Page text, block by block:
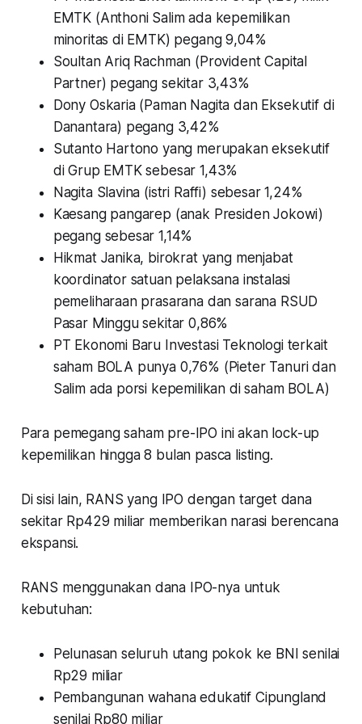
EMTK (Anthoni Salim ada kepemilikan
minoritas di EMTK) pegang 9,04%
Soultan Ariq Rachman (Provident Capital
Partner) pegang sekitar 3,43%
Dony Oskaria (Paman Nagita dan Eksekutif di
Danantara) pegang 3,42%
Sutanto Hartono yang merupakan eksekutif
di Grup EMTK sebesar 1,43%
Nagita Slavina (istri Raffi) sebesar 1,24%
Kaesang pangarep (anak Presiden Jokowi)
pegang sebesar 1,14%
Hikmat Janika, birokrat yang menjabat
koordinator satuan pelaksana instalasi
pemeliharaan prasarana dan sarana RSUD
Pasar Minggu sekitar 0,86%
PT Ekonomi Baru Investasi Teknologi terkait
saham BOLA punya 0,76% (Pieter Tanuri dan
Salim ada porsi kepemilikan di saham BOLA)
Para pemegang saham pre-IPO ini akan lock-up
kepemilikan hingga 8 bulan pasca listing.
Di sisi lain, RANS yang IPO dengan target dana
sekitar Rp429 miliar memberikan narasi berencana
ekspansi.
RANS menggunakan dana IPO-nya untuk
kebutuhan:
Pelunasan seluruh utang pokok ke BNI senilai
Rp29 miliar
Pembangunan wahana edukatif Cipungland
senilai Rp80 miliar